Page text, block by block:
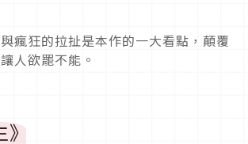
瘋狂的拉扯是本作的一大看點，顛覆
人欲罷不能。
》